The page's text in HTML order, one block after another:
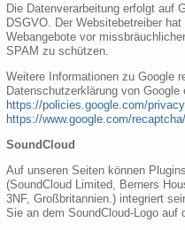
Die Datenverarbeitung erfolgt auf
DSGVO. Der Websitebetreiber
Webangebote vor
SPAM zu schützen.
Weitere Informationen zu Google
Datenschutzerklärung von
https://policies.google.com/
https://www.google.com/
SoundCloud
Auf unseren Seiten können
(SoundCloud Limited, Berners
3NF, Großbritannien.) integriert
Sie an dem SoundCloud-Logo auf